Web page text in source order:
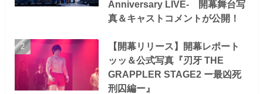
Anniversary LIVE- 開幕舞台写
真＆キャストコメントが公開！
【開幕リリース】開幕レポート
ッッ＆公式写真『刃牙 THE
GRAPPLER STAGE2 ー最凶死
刑囚編ー』